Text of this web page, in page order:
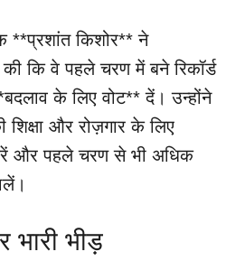
किशोर** ने
की कि वे पहले चरण में बने रिकॉर्ड
के लिए वोट** दें। उन्होंने
और रोज़गार के लिए
और पहले चरण से भी अधिक
भारी भीड़